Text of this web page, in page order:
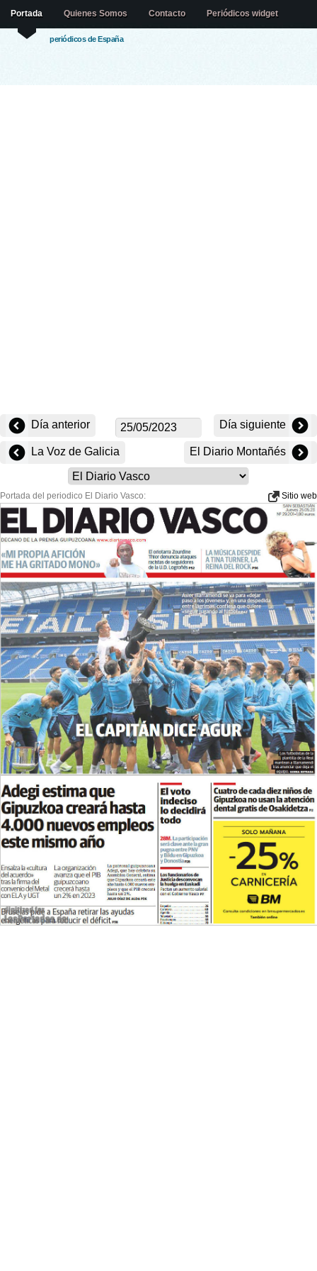
periódicos de España
Portada Quienes Somos Contacto Periódicos widget
Día anterior Día siguiente
La Voz de Galicia El Diario Montañés
Portada del periodico El Diario Vasco: Sitio web